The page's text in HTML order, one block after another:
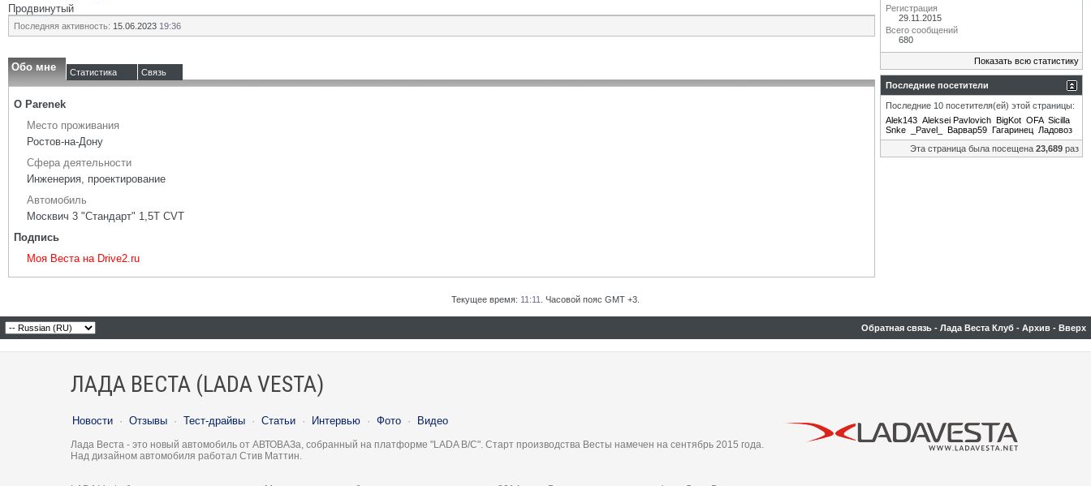
Продвинутый
Последняя активность: 15.06.2023 19:36
Обо мне Статистика Связь
О Parenek
Место проживания
Ростов-на-Дону
Сфера деятельности
Инженерия, проектирование
Автомобиль
Москвич 3 "Стандарт" 1,5Т CVT
Подпись
Моя Веста на Drive2.ru
Регистрация
29.11.2015
Всего сообщений
680
Показать всю статистику
Последние посетители
Последние 10 посетителя(ей) этой страницы:
Alek143 Aleksei Pavlovich BigKot OFA Sicilla
Snke
_Pavel_ Варвар59 Гагаринец Ладовоз
Эта страница была посещена 23,689 раз
Текущее время: 11:11 . Часовой пояс GMT +3.
Обратная связь - Лада Веста Клуб - Архив - Вверх
ЛАДА ВЕСТА (LADA VESTA)
Новости · Отзывы · Тест-драйвы · Статьи · Интервью · Фото · Видео
Лада Веста - это новый автомобиль от АВТОВАЗа, собранный на платформе "LADA B/C". Старт производства Весты намечен на сентябрь 2015 года.
Над дизайном автомобиля работал Стив Маттин.